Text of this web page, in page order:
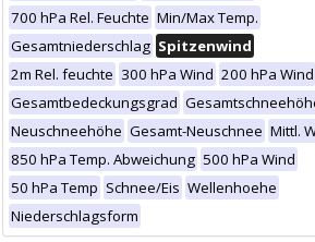
700 hPa Rel. Feuchte Min/Max Temp.
Gesamtniederschlag Spitzenwind
2m Rel. feuchte 300 hPa Wind 200 hPa Wind
Gesamtbedeckungsgrad
Neuschneehöhe Gesamt-Neuschnee Mittl.
850 hPa Temp. Abweichung 500 hPa Wind
50 hPa Temp Schnee/Eis Wellenhoehe
Niederschlagsform